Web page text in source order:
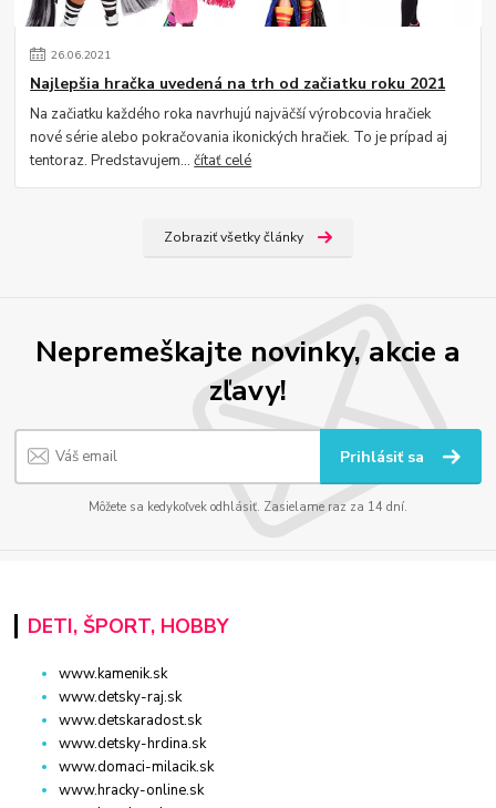
26.06.2021
Najlepšia hračka uvedená na trh od začiatku roku 2021
Na začiatku každého roka navrhujú najväčší výrobcovia hračiek
nové série alebo pokračovania ikonických hračiek. To je prípad aj
tentoraz. Predstavujem...čítať celé
Zobraziť všetky články
Nepremeškajte novinky, akcie a
zľavy!
Prihlásiť sa
Môžete sa kedykoľvek odhlásiť. Zasielame raz za 14 dní.
DETI, ŠPORT, HOBBY
www.kamenik.sk
www.detsky-raj.sk
www.detskaradost.sk
www.detsky-hrdina.sk
www.domaci-milacik.sk
www.hracky-online.sk